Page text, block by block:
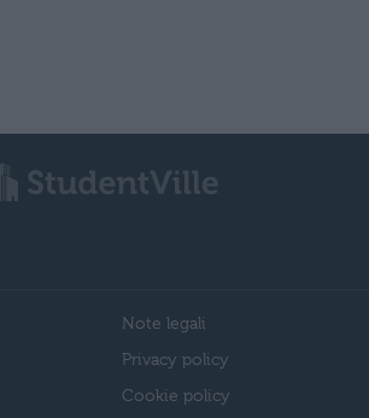
Note legali
Privacy policy
Cookie policy